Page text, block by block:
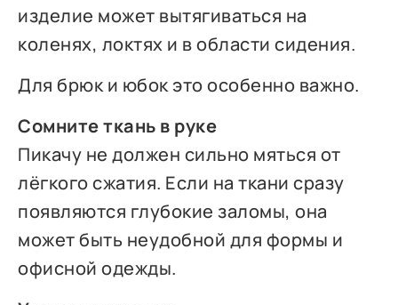
изделие может вытягиваться на
коленях, локтях и в области сидения.
Для брюк и юбок это особенно важно.
Сомните ткань в руке
Пикачу не должен сильно мяться от
лёгкого сжатия. Если на ткани сразу
появляются глубокие заломы, она
может быть неудобной для формы и
офисной одежды.